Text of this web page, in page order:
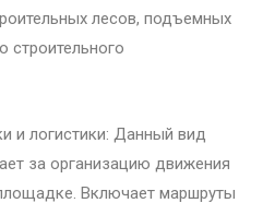
лесов, подъемных
строительного
и логистики: Данный вид
за организацию движения
Включает маршруты